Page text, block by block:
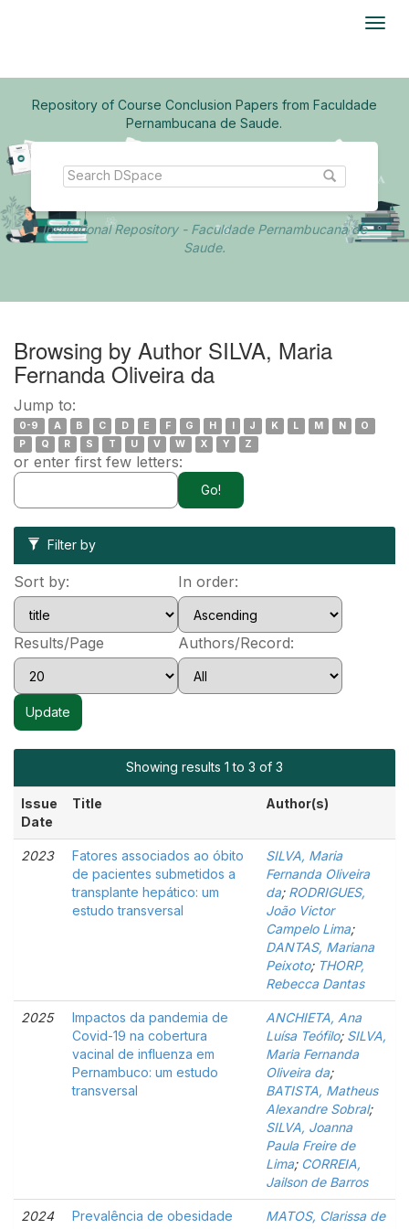
Repository of Course Conclusion Papers from Faculdade
Pernambucana de Saude.
Institutional Repository - Faculdade Pernambucana de
Saude.
Browsing by Author SILVA, Maria
Fernanda Oliveira da
Jump to:
0-9 A B C D E F G H I J K L M N
O
P
Q R S T U V W X Y Z
or enter first few letters:
Filter by
Sort by: In order:
Results/Page Authors/Record:
Showing results 1 to 3 of 3
Issue
Date
Title Author(s)
2023
Fatores associados ao óbito
de pacientes submetidos a
transplante hepático: um
estudo transversal
SILVA, Maria
Fernanda Oliveira
da; RODRIGUES,
João Victor
Campelo Lima;
DANTAS, Mariana
Peixoto; THORP,
Rebecca Dantas
2025
Impactos da pandemia de
Covid-19 na cobertura
vacinal de influenza em
Pernambuco: um estudo
transversal
ANCHIETA, Ana
Luísa Teófilo; SILVA,
Maria Fernanda
Oliveira da;
BATISTA, Matheus
Alexandre Sobral;
SILVA, Joanna
Paula Freire de
Lima; CORREIA,
Jailson de Barros
2024
Prevalência de obesidade
MATOS, Clarissa de